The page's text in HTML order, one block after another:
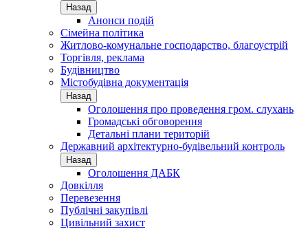
Назад
Анонси подій
Сімейна політика
Житлово-комунальне господарство, благоустрій
Торгівля, реклама
Будівництво
Містобудівна документація
Назад
Оголошення про проведення гром. слухань
Громадські обговорення
Детальні плани територій
Державний архітектурно-будівельний контроль
Назад
Оголошення ДАБК
Довкілля
Перевезення
Публічні закупівлі
Цивільний захист